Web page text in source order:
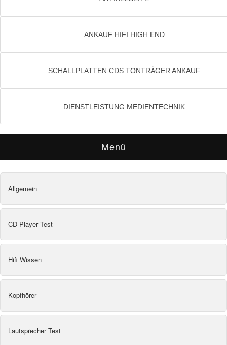
ANKAUF HIFI HIGH END
SCHALLPLATTEN CDS TONTRÄGER ANKAUF
DIENSTLEISTUNG MEDIENTECHNIK
Menü
Allgemein
CD Player Test
Hifi Wissen
Kopfhörer
Lautsprecher Test